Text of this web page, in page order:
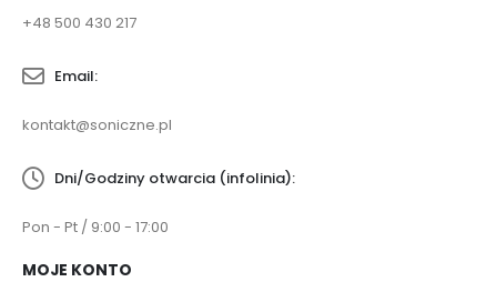
+48 500 430 217
Email:
kontakt@soniczne.pl
Dni/Godziny otwarcia (infolinia):
Pon - Pt / 9:00 - 17:00
MOJE KONTO